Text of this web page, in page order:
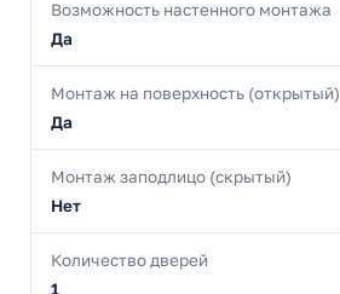
Возможность настенного монтажа
Да
Монтаж на поверхность (открытый)
Да
Монтаж заподлицо (скрытый)
Нет
Количество дверей
1